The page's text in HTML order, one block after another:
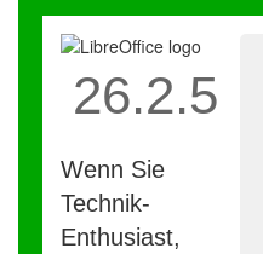
26.2.5
Wenn Sie
Technik-
Enthusiast,